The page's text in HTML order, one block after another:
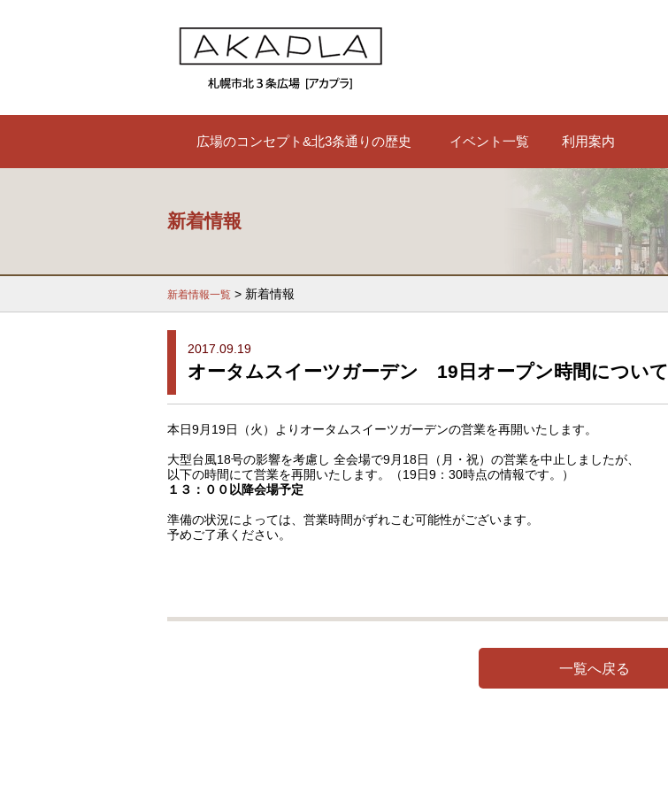
広場のコンセプト&北3条通りの歴史 イベント一覧 利用案内
新着情報
新着情報一覧 > 新着情報
2017.09.19
オータムスイーツガーデン 19日オープン時間について
本日9月19日（火）よりオータムスイーツガーデンの営業を再開いたします。
大型台風18号の影響を考慮し 全会場で9月18日（月・祝）の営業を中止しましたが、
以下の時間にて営業を再開いたします。（19日9：30時点の情報です。）
１３：００以降会場予定
準備の状況によっては、営業時間がずれこむ可能性がございます。
予めご了承ください。
一覧へ戻る